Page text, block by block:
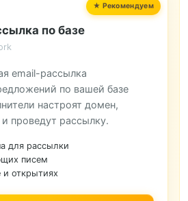
по базе
email-рассылка
по вашей базе
настроят домен,
проведут рассылку.
для рассылки
писем
и открытиях